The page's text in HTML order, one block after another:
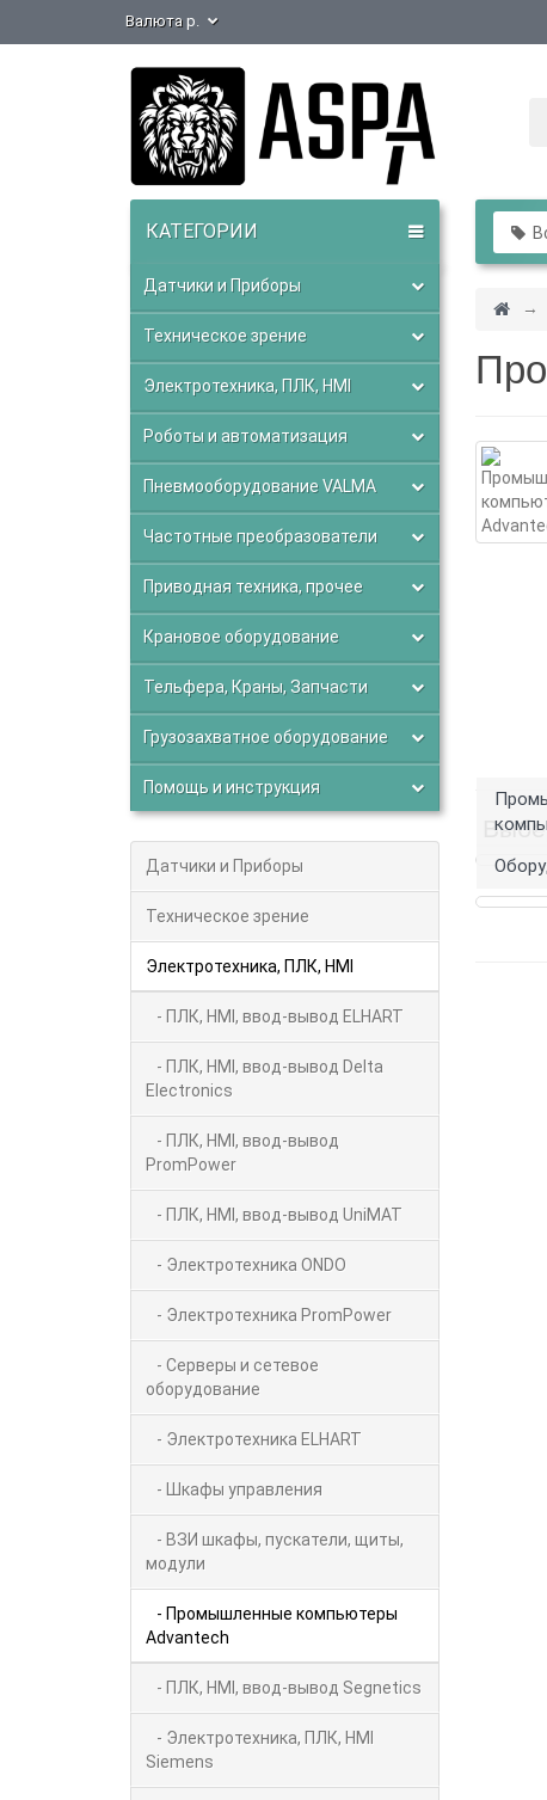
Валюта р.
КАТЕГОРИИ
Датчики и Приборы
Техническое зрение
Электротехника, ПЛК, HMI
Роботы и автоматизация
Пневмооборудование VALMA
Частотные преобразователи
Приводная техника, прочее
Крановое оборудование
Тельфера, Краны, Запчасти
Грузозахватное оборудование
Помощь и инструкция
Датчики и Приборы
Техническое зрение
Электротехника, ПЛК, HMI
- ПЛК, HMI, ввод-вывод ELHART
- ПЛК, HMI, ввод-вывод Delta
Electronics
- ПЛК, HMI, ввод-вывод
PromPower
- ПЛК, HMI, ввод-вывод UniMAT
- Электротехника ONDO
- Электротехника PromPower
- Серверы и сетевое
оборудование
- Электротехника ELHART
- Шкафы управления
- ВЗИ шкафы, пускатели, щиты,
модули
- Промышленные компьютеры
Advantech
- ПЛК, HMI, ввод-вывод Segnetics
- Электротехника, ПЛК, HMI
Siemens